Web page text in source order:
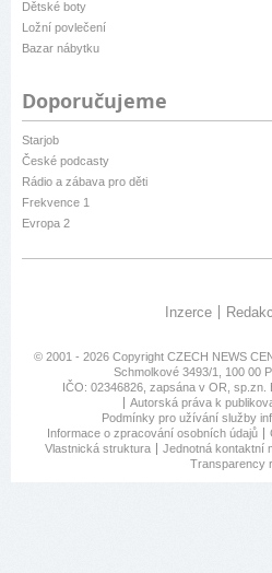
Dětské boty
Ložní povlečení
Bazar nábytku
Doporučujeme
Starjob
České podcasty
Rádio a zábava pro děti
Frekvence 1
Evropa 2
Inzerce
© 2001 - 2026 Copyright CZECH NEWS
Schmolkové 3493/1, 100 00
IČO: 02346826, zapsána v OR, sp.zn.
Autorská práva k
Podmínky pro užívání služby
Informace o zpracování osobních údajů
Vlastnická struktura
Jednotná kontaktní
Transparency